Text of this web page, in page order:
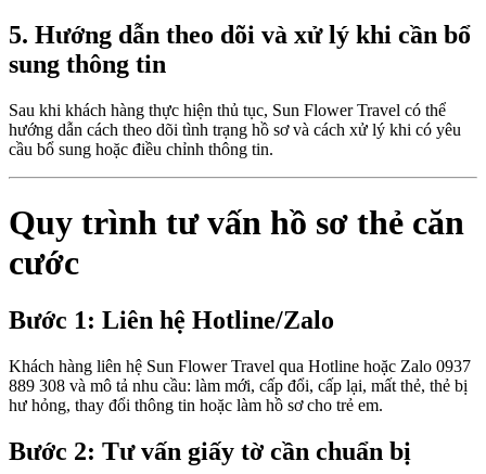
5. Hướng dẫn theo dõi và xử lý khi cần bổ
sung thông tin
Sau khi khách hàng thực hiện thủ tục, Sun Flower Travel có thể
hướng dẫn cách theo dõi tình trạng hồ sơ và cách xử lý khi có yêu
cầu bổ sung hoặc điều chỉnh thông tin.
Quy trình tư vấn hồ sơ thẻ căn
cước
Bước 1: Liên hệ Hotline/Zalo
Khách hàng liên hệ Sun Flower Travel qua Hotline hoặc Zalo 0937
889 308 và mô tả nhu cầu: làm mới, cấp đổi, cấp lại, mất thẻ, thẻ bị
hư hỏng, thay đổi thông tin hoặc làm hồ sơ cho trẻ em.
Bước 2: Tư vấn giấy tờ cần chuẩn bị